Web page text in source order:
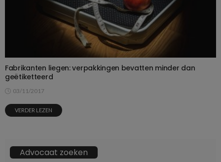
Fabrikanten liegen: verpakkingen bevatten minder dan
geëtiketteerd
03/11/2017
VERDER LEZEN
Advocaat zoeken